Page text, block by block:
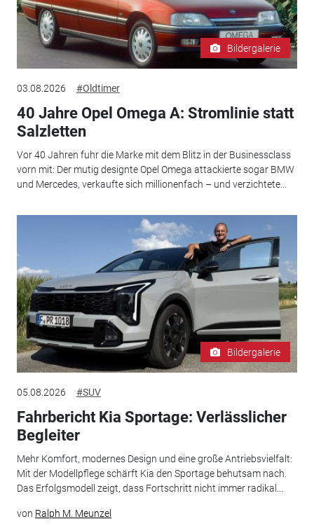
Bildergalerie
03.08.2026 #Oldtimer
40 Jahre Opel Omega A: Stromlinie statt
Salzletten
Vor 40 Jahren fuhr die Marke mit dem Blitz in der Businessclass
vorn mit: Der mutig designte Opel Omega attackierte sogar BMW
und Mercedes, verkaufte sich millionenfach – und verzichtete...
Bildergalerie
05.08.2026 #SUV
Fahrbericht Kia Sportage: Verlässlicher
Begleiter
Mehr Komfort, modernes Design und eine große Antriebsvielfalt:
Mit der Modellpflege schärft Kia den Sportage behutsam nach.
Das Erfolgsmodell zeigt, dass Fortschritt nicht immer radikal...
von Ralph M. Meunzel